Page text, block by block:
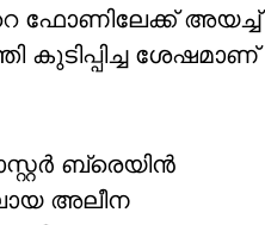
ഫോണിലേക്ക് അയച്ച്
ശേഷമാണ്
ബ്രെയിൻ
അലീന